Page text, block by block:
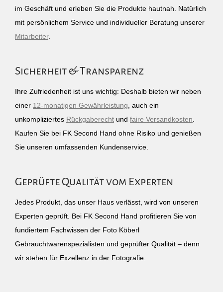
im Geschäft und erleben Sie die Produkte hautnah. Natürlich
mit persönlichem Service und individueller Beratung unserer
Mitarbeiter.
Sicherheit & Transparenz
Ihre Zufriedenheit ist uns wichtig: Deshalb bieten wir neben
einer 12-monatigen Gewährleistung, auch ein
unkompliziertes Rückgaberecht und faire Versandkosten.
Kaufen Sie bei FK Second Hand ohne Risiko und genießen
Sie unseren umfassenden Kundenservice.
Geprüfte Qualität vom Experten
Jedes Produkt, das unser Haus verlässt, wird von unseren
Experten geprüft. Bei FK Second Hand profitieren Sie von
fundiertem Fachwissen der Foto Köberl
Gebrauchtwarenspezialisten und geprüfter Qualität – denn
wir stehen für Exzellenz in der Fotografie.